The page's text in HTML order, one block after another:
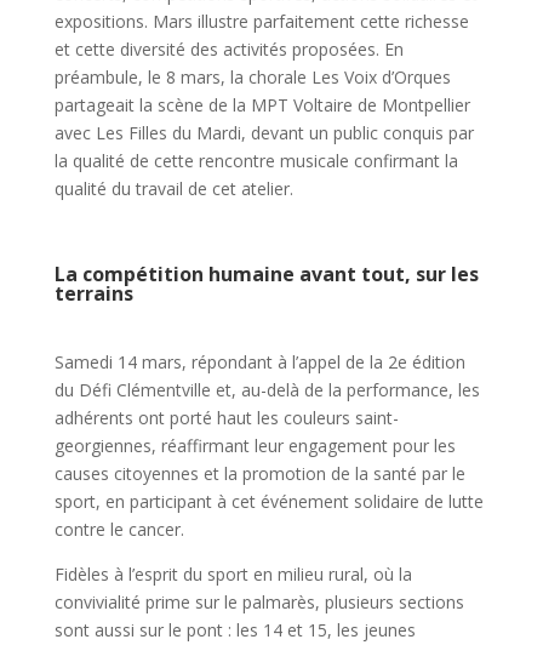
expositions. Mars illustre parfaitement cette richesse
et cette diversité des activités proposées. En
préambule, le 8 mars, la chorale Les Voix d’Orques
partageait la scène de la MPT Voltaire de Montpellier
avec Les Filles du Mardi, devant un public conquis par
la qualité de cette rencontre musicale confirmant la
qualité du travail de cet atelier.
La compétition humaine avant tout, sur les
terrains
Samedi 14 mars, répondant à l’appel de la 2e édition
du Défi Clémentville et, au-delà de la performance, les
adhérents ont porté haut les couleurs saint-
georgiennes, réaffirmant leur engagement pour les
causes citoyennes et la promotion de la santé par le
sport, en participant à cet événement solidaire de lutte
contre le cancer.
Fidèles à l’esprit du sport en milieu rural, où la
convivialité prime sur le palmarès, plusieurs sections
sont aussi sur le pont : les 14 et 15, les jeunes